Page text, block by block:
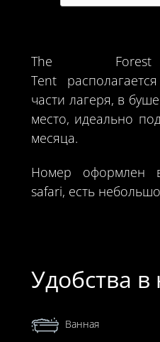
The Forest
Tent
части лагеря, в
место, идеально
месяца.
Номер оформлен
safari, есть
Удобства
Ванная